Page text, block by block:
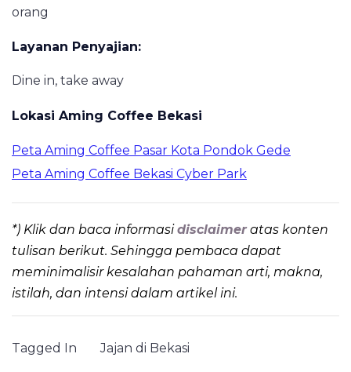
orang
Layanan Penyajian:
Dine in, take away
Lokasi Aming Coffee Bekasi
Peta Aming Coffee Pasar Kota Pondok Gede
Peta Aming Coffee Bekasi Cyber Park
*) Klik dan baca informasidisclaimeratas konten
tulisan berikut. Sehingga pembaca dapat
meminimalisir kesalahan pahaman arti, makna,
istilah, dan intensi dalam artikel ini.
Tagged In Jajan di Bekasi